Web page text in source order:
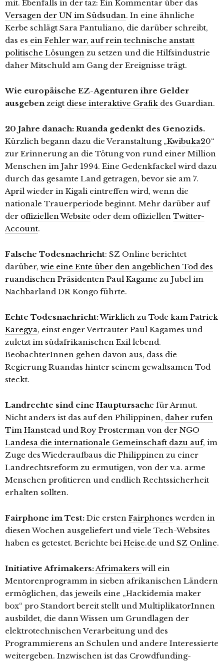
mit. Ebenfalls in der taz: Ein Kommentar über das
Versagen der UN im Südsudan. In eine ähnliche
Kerbe schlägt Sara Pantuliano, die darüber schreibt,
das es ein Fehler war, auf rein technische anstatt
politische Lösungen zu setzen und die Hilfsindustrie
daher Mitschuld am Gang der Ereignisse trägt.
Wie europäische EZ-Agenturen ihre Gelder
ausgebenzeigt diese interaktive Grafik des Guardian.
20 Jahre danach: Ruanda gedenkt des Genozids.
Kürzlich begann dazu die Veranstaltung „Kwibuka20“
zur Erinnerung an die Tötung von rund einer Million
Menschen im Jahr 1994. Eine Gedenkfackel wird dazu
durch das gesamte Land getragen, bevor sie am 7.
April wieder in Kigali eintreffen wird, wenn die
nationale Trauerperiode beginnt. Mehr darüber auf
der offiziellen Website oder dem offiziellen Twitter-
Account.
Falsche Todesnachricht: SZ Online berichtet
darüber, wie eine Ente über den angeblichen Tod des
ruandischen Präsidenten Paul Kagame zu Jubel im
Nachbarland DR Kongo führte.
Echte Todesnachricht:Wirklich zu Tode kam Patrick
Karegya, einst enger Vertrauter Paul Kagames und
zuletzt im südafrikanischen Exil lebend.
BeobachterInnen gehen davon aus, dass die
Regierung Ruandas hinter seinem gewaltsamen Tod
steckt.
Landrechte sind eine Hauptursache für Armut.
Nicht anders ist das auf den Philippinen, daher rufen
Tim Hanstead und Roy Prosterman von der NGO
Landesa die internationale Gemeinschaft dazu auf, im
Zuge des Wiederaufbaus die Philippinen zu einer
Landrechtsreform zu ermutigen, von der v.a. arme
Menschen profitieren und endlich Rechtssicherheit
erhalten sollten.
Fairphone im Test: Die ersten Fairphones werden in
diesen Wochen ausgeliefert und viele Tech-Websites
haben es getestet. Berichte bei Heise.de und SZ Online.
Initiative Afrimakers:Afrimakers will ein
Mentorenprogramm in sieben afrikanischen Ländern
ermöglichen, das jeweils eine „Hackidemia maker
box“ pro Standort bereit stellt und MultiplikatorInnen
ausbildet, die dann Wissen um Grundlagen der
elektrotechnischen Verarbeitung und des
Programmierens an Schulen und andere Interessierte
weitergeben. Inzwischen ist das Crowdfunding-